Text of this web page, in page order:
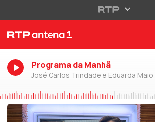
Programa da Manhã
José Carlos Trindade e Eduarda Maio